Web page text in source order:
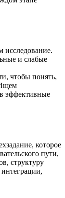
и слабые
чтобы понять,
эффективные
пути,
структуру